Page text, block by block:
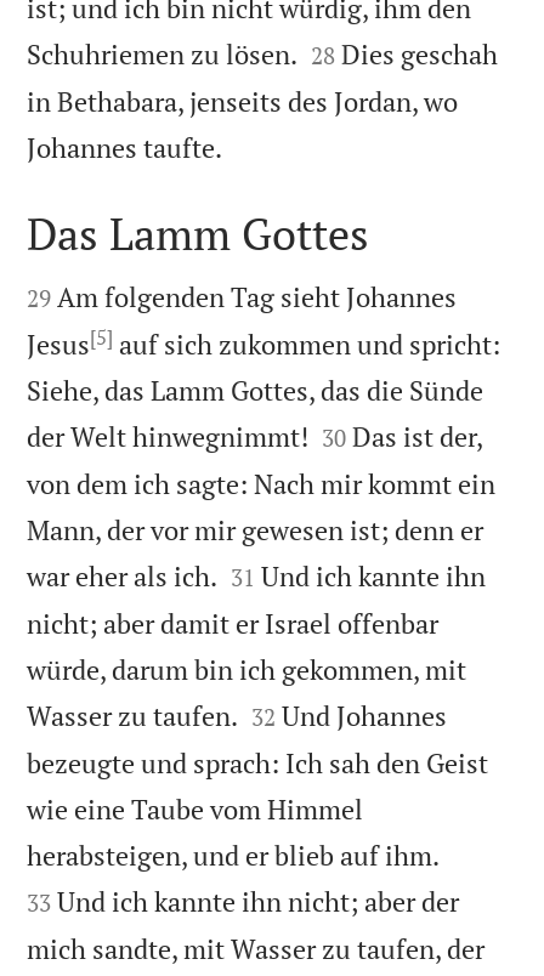
ist; und ich bin nicht würdig, ihm den
Schuhriemen zu lösen. 

28 Dies geschah
in Bethabara, jenseits des Jordan, wo
Johannes taufte.

Das Lamm Gottes

29 Am folgenden Tag sieht Johannes
Jesus[5] auf sich zukommen und spricht:
Siehe, das Lamm Gottes, das die Sünde
der Welt hinwegnimmt! 

30 Das ist der,
von dem ich sagte: Nach mir kommt ein
Mann, der vor mir gewesen ist; denn er
war eher als ich. 

31 Und ich kannte ihn
nicht; aber damit er Israel offenbar
würde, darum bin ich gekommen, mit
Wasser zu taufen. 

32 Und Johannes
bezeugte und sprach: Ich sah den Geist
wie eine Taube vom Himmel
herabsteigen, und er blieb auf ihm.
33 Und ich kannte ihn nicht; aber der
mich sandte, mit Wasser zu taufen, der